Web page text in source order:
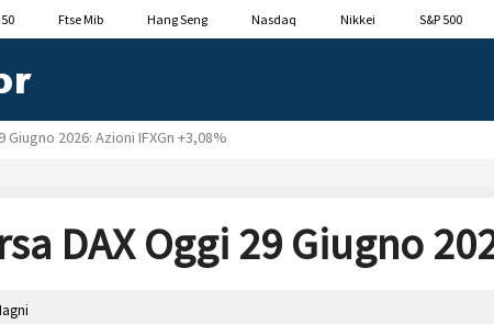
Ftse Mib Hang Seng Nasdaq Nikkei S&P 500
2026: Azioni IFXGn +3,08%
DAX Oggi 29 Giugno